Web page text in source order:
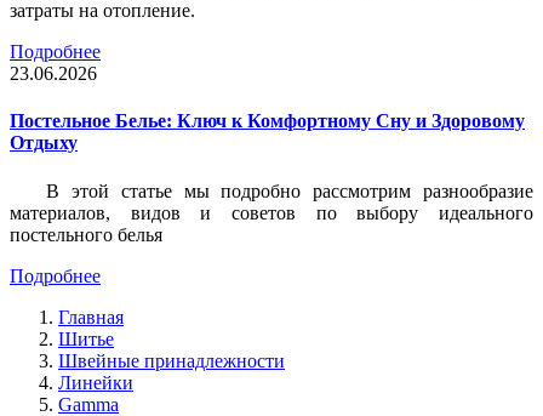
затраты на отопление.
Подробнее
23.06.2026
Постельное Белье: Ключ к Комфортному Сну и Здоровому
Отдыху
В этой статье мы подробно рассмотрим разнообразие
материалов, видов и советов по выбору идеального
постельного белья
Подробнее
Главная
Шитье
Швейные принадлежности
Линейки
Gamma